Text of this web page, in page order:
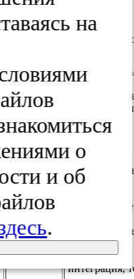
временную
9,3 [7,0—
речевое
тестирование
(речь,
обработанная
фильтром).
Дихотическое
разделение,
бинауральная
интеграция,
на
о
и об
.